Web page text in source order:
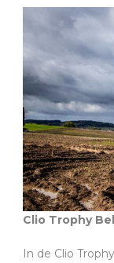
Clio Trophy
In de Clio